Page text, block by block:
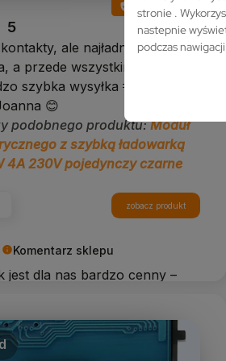
Komentarz sklepu
jest dla nas bardzo cenny –
5
ale najładniejsza jest
a przede wszystkim miła
szybka wysyłka 🫶 Dziękuję i
😊
podobnego produktu:Moduł
z szybką ładowarką
4A 230V pojedynczy czarne
zobacz produkt
stronie .
nastepnie
podczas nawigacji.